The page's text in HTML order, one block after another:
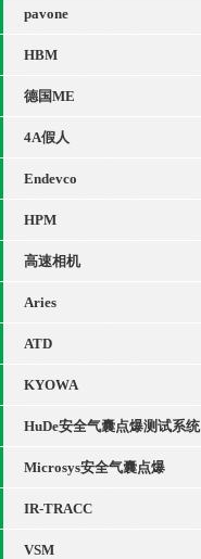
pavone
HBM
德国ME
4A假人
Endevco
HPM
高速相机
Aries
ATD
KYOWA
HuDe安全气囊点爆测试系统
Microsys安全气囊点爆
IR-TRACC
VSM